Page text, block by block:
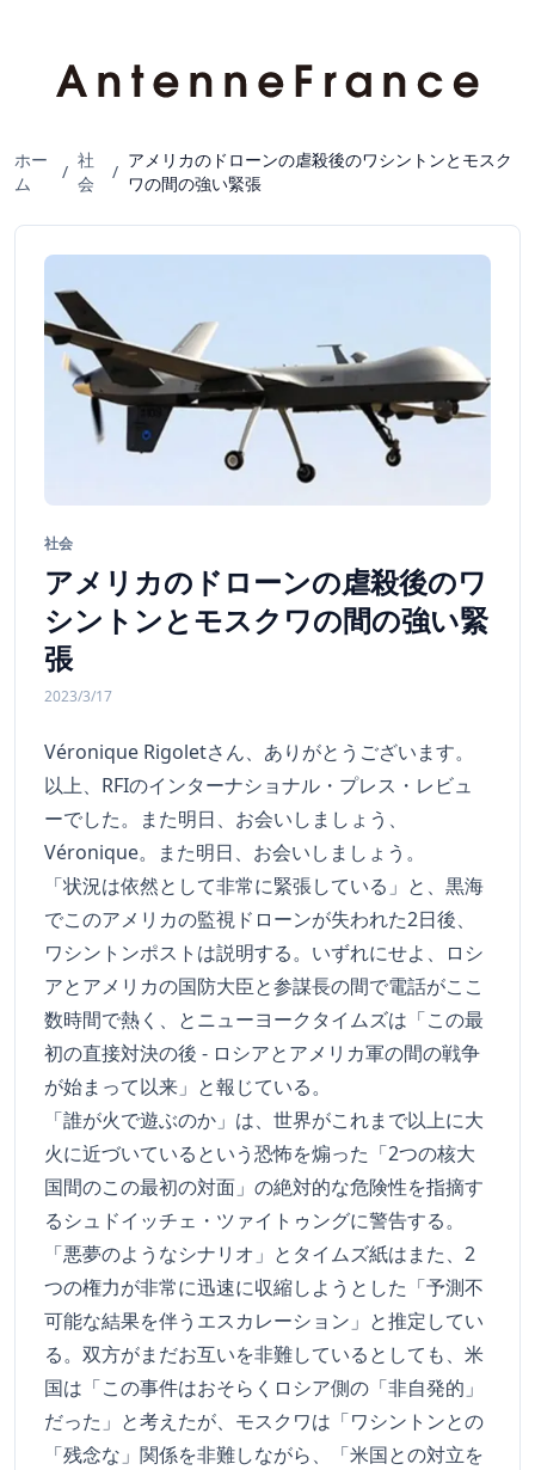
ホー
ム
/
社
会
/
アメリカのドローンの虐殺後のワシントンとモスク
ワの間の強い緊張
社会
アメリカのドローンの虐殺後のワ
シントンとモスクワの間の強い緊
張
2023/3/17
Véronique Rigoletさん、ありがとうございます。
以上、RFIのインターナショナル・プレス・レビュ
ーでした。また明日、お会いしましょう、
Véronique。また明日、お会いしましょう。
「状況は依然として非常に緊張している」と、黒海
でこのアメリカの監視ドローンが失われた2日後、
ワシントンポストは説明する。いずれにせよ、ロシ
アとアメリカの国防大臣と参謀長の間で電話がここ
数時間で熱く、とニューヨークタイムズは「この最
初の直接対決の後 - ロシアとアメリカ軍の間の戦争
が始まって以来」と報じている。
「誰が火で遊ぶのか」は、世界がこれまで以上に大
火に近づいているという恐怖を煽った「2つの核大
国間のこの最初の対面」の絶対的な危険性を指摘す
るシュドイッチェ・ツァイトゥングに警告する。
「悪夢のようなシナリオ」とタイムズ紙はまた、2
つの権力が非常に迅速に収縮しようとした「予測不
可能な結果を伴うエスカレーション」と推定してい
る。双方がまだお互いを非難しているとしても、米
国は「この事件はおそらくロシア側の「非自発的」
だった」と考えたが、モスクワは「ワシントンとの
「残念な」関係を非難しながら、「米国との対立を